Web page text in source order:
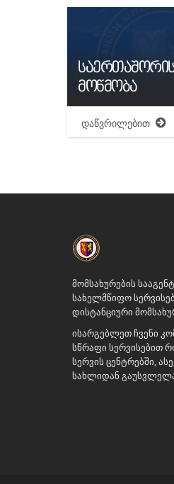
მოწმობა
დაწვრილებით
მომსახურების
სახელმწიფო
დისტანციური
ისარგებლეთ ჩვენი
სწრაფი სერვისებით
სერვის ცენტრებში,
სახლიდან